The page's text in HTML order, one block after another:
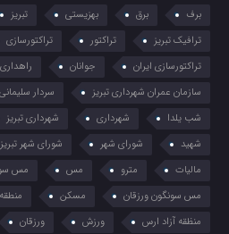
برف
برق بهزیستی تبریز
ترافیک تبریز
تراکتور تراکتورسازی
تراکتورسازی ایران
جوانان راهداری
سازمان عمران شهرداری تبریز
سردار سلیمانی
شب یلدا
شهرداری شهرداری تبریز
شهید
شورای شهر شورای شهر تبریز
مالیات
مترو مس
مس
مس سونگون ورزقان
مسکن
منظقه آزاد ارس
ورزش ورزقان